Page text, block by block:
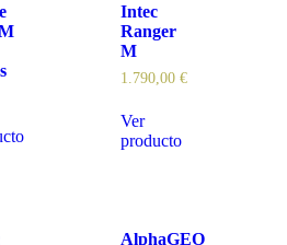
Intec
Ranger
M
1.790,00 €
Ver
producto
AlphaGEO